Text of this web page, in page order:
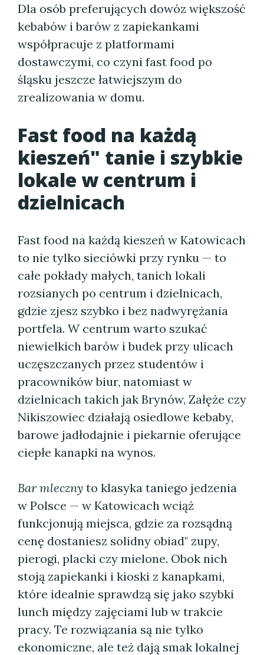
Dla osób preferujących dowóz większość
kebabów i barów z zapiekankami
współpracuje z platformami
dostawczymi, co czyni fast food po
śląsku jeszcze łatwiejszym do
zrealizowania w domu.
Fast food na każdą
kieszeń" tanie i szybkie
lokale w centrum i
dzielnicach
Fast food na każdą kieszeń w Katowicach
to nie tylko sieciówki przy rynku — to
całe pokłady małych, tanich lokali
rozsianych po centrum i dzielnicach,
gdzie zjesz szybko i bez nadwyrężania
portfela. W centrum warto szukać
niewielkich barów i budek przy ulicach
uczęszczanych przez studentów i
pracowników biur, natomiast w
dzielnicach takich jak Brynów, Załęże czy
Nikiszowiec działają osiedlowe kebaby,
barowe jadłodajnie i piekarnie oferujące
ciepłe kanapki na wynos.
Bar mleczny to klasyka taniego jedzenia
w Polsce — w Katowicach wciąż
funkcjonują miejsca, gdzie za rozsądną
cenę dostaniesz solidny obiad" zupy,
pierogi, placki czy mielone. Obok nich
stoją zapiekanki i kioski z kanapkami,
które idealnie sprawdzą się jako szybki
lunch między zajęciami lub w trakcie
pracy. Te rozwiązania są nie tylko
ekonomiczne, ale też dają smak lokalnej